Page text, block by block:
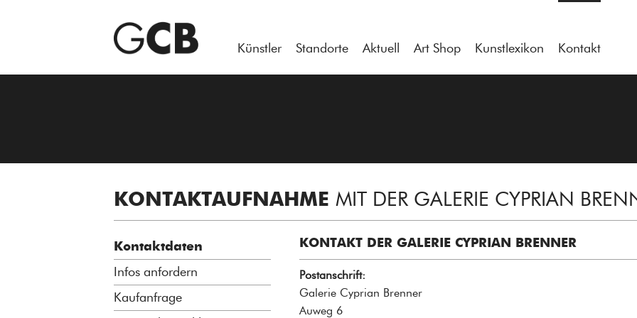
Künstler Standorte Aktuell Art Shop Kunstlexikon Kontakt
KONTAKTAUFNAHME MIT DER GALERIE CYPRIAN
Kontaktdaten
Infos anfordern
Kaufanfrage
KONTAKT DER GALERIE CYPRIAN BRENNER
Postanschrift:
Galerie Cyprian Brenner
Auweg 6